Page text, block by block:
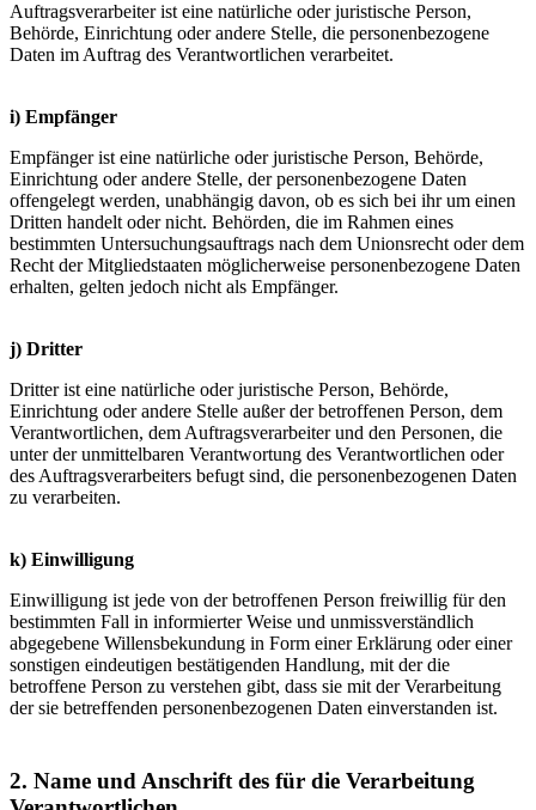
Auftragsverarbeiter ist eine natürliche oder juristische Person,
Behörde, Einrichtung oder andere Stelle, die personenbezogene
Daten im Auftrag des Verantwortlichen verarbeitet.
i) Empfänger
Empfänger ist eine natürliche oder juristische Person, Behörde,
Einrichtung oder andere Stelle, der personenbezogene Daten
offengelegt werden, unabhängig davon, ob es sich bei ihr um einen
Dritten handelt oder nicht. Behörden, die im Rahmen eines
bestimmten Untersuchungsauftrags nach dem Unionsrecht oder dem
Recht der Mitgliedstaaten möglicherweise personenbezogene Daten
erhalten, gelten jedoch nicht als Empfänger.
j) Dritter
Dritter ist eine natürliche oder juristische Person, Behörde,
Einrichtung oder andere Stelle außer der betroffenen Person, dem
Verantwortlichen, dem Auftragsverarbeiter und den Personen, die
unter der unmittelbaren Verantwortung des Verantwortlichen oder
des Auftragsverarbeiters befugt sind, die personenbezogenen Daten
zu verarbeiten.
k) Einwilligung
Einwilligung ist jede von der betroffenen Person freiwillig für den
bestimmten Fall in informierter Weise und unmissverständlich
abgegebene Willensbekundung in Form einer Erklärung oder einer
sonstigen eindeutigen bestätigenden Handlung, mit der die
betroffene Person zu verstehen gibt, dass sie mit der Verarbeitung
der sie betreffenden personenbezogenen Daten einverstanden ist.
2. Name und Anschrift des für die Verarbeitung